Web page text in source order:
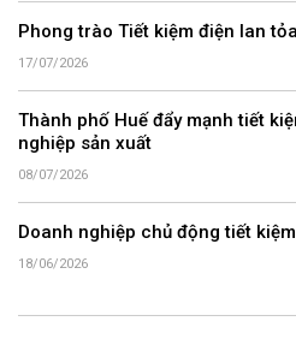
Phong trào Tiết kiệm điện lan
17/07/2026
Thành phố Huế đẩy mạnh tiết
nghiệp sản xuất
08/07/2026
Doanh nghiệp chủ động tiết
18/06/2026